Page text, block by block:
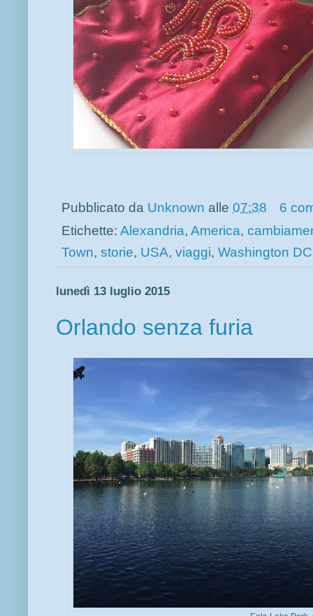
Pubblicato da Unknown alle 07:38
6
Etichette: Alexandria, America,
Town, storie, USA, viaggi, Washington DC
lunedì 13 luglio 2015
Orlando senza furia